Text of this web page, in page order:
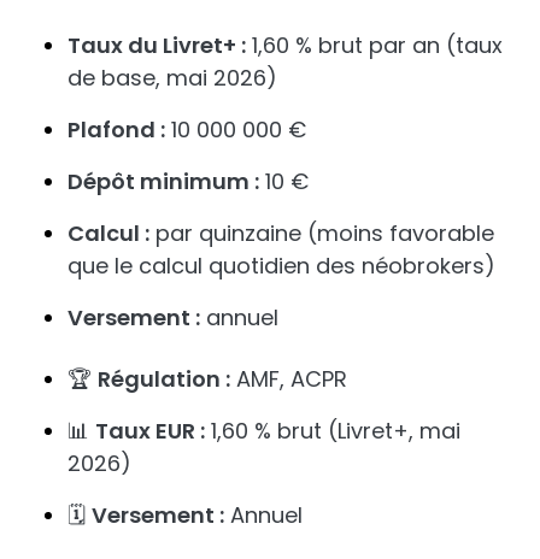
Taux du Livret+ : 1,60 % brut par an (taux
de base, mai 2026)
Plafond : 10 000 000 €
Dépôt minimum : 10 €
Calcul : par quinzaine (moins favorable
que le calcul quotidien des néobrokers)
Versement : annuel
🏆 Régulation : AMF, ACPR
📊 Taux EUR : 1,60 % brut (Livret+, mai
2026)
🗓️ Versement : Annuel